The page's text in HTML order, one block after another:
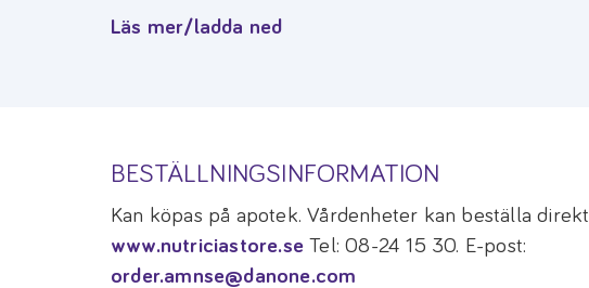
Läs mer/ladda ned
BESTÄLLNINGSINFORMATION
Kan köpas på apotek. Vårdenheter kan beställa direkt
www.nutriciastore.se Tel: 08-24 15 30. E-post:
order.amnse@danone.com